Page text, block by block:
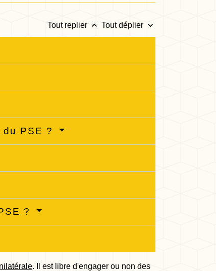
Tout replier keyboard_arrow_up Tout déplier keyboard_arrow_down
PSE ?
?
. Il est libre d'engager ou non des